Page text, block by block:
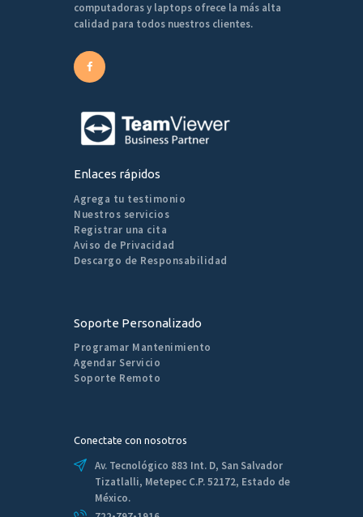
computadoras y laptops ofrece la más alta
calidad para todos nuestros clientes.
Enlaces rápidos
Agrega tu testimonio
Nuestros servicios
Registrar una cita
Aviso de Privacidad
Descargo de Responsabilidad
Soporte Personalizado
Programar Mantenimiento
Agendar Servicio
Soporte Remoto
Conectate con nosotros
Av. Tecnológico 883 Int. D, San Salvador
Tizatlalli, Metepec C.P. 52172, Estado de
México.